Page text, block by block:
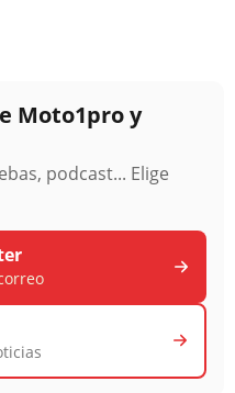
Moto1pro y
podcast... Elige